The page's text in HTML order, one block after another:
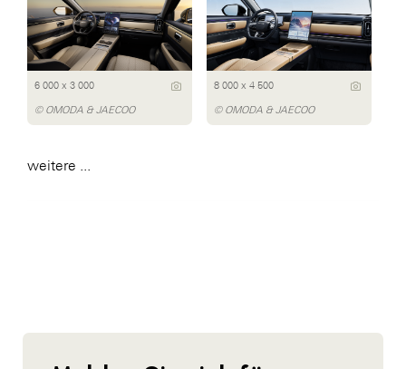
6 000 x 3 000
© OMODA & JAECOO
8 000 x 4 500
© OMODA & JAECOO
weitere ...